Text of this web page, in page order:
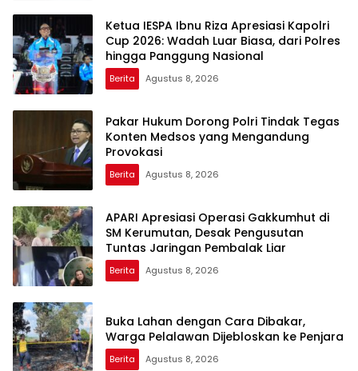
Ketua IESPA Ibnu Riza Apresiasi Kapolri
Cup 2026: Wadah Luar Biasa, dari Polres
hingga Panggung Nasional
Berita Agustus 8, 2026
Pakar Hukum Dorong Polri Tindak Tegas
Konten Medsos yang Mengandung
Provokasi
Berita Agustus 8, 2026
APARI Apresiasi Operasi Gakkumhut di
SM Kerumutan, Desak Pengusutan
Tuntas Jaringan Pembalak Liar
Berita Agustus 8, 2026
Buka Lahan dengan Cara Dibakar,
Warga Pelalawan Dijebloskan ke Penjara
Berita Agustus 8, 2026